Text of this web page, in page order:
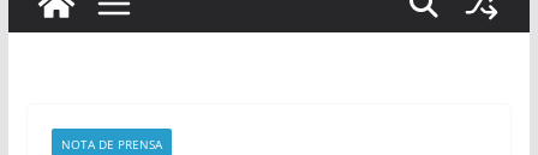
NOTA DE PRENSA